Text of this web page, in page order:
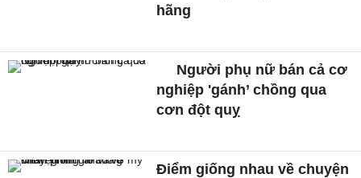
hãng
Người phụ nữ bán cả cơ
nghiệp 'gánh’ chồng qua
cơn đột quỵ
Điểm giống nhau về chuyện